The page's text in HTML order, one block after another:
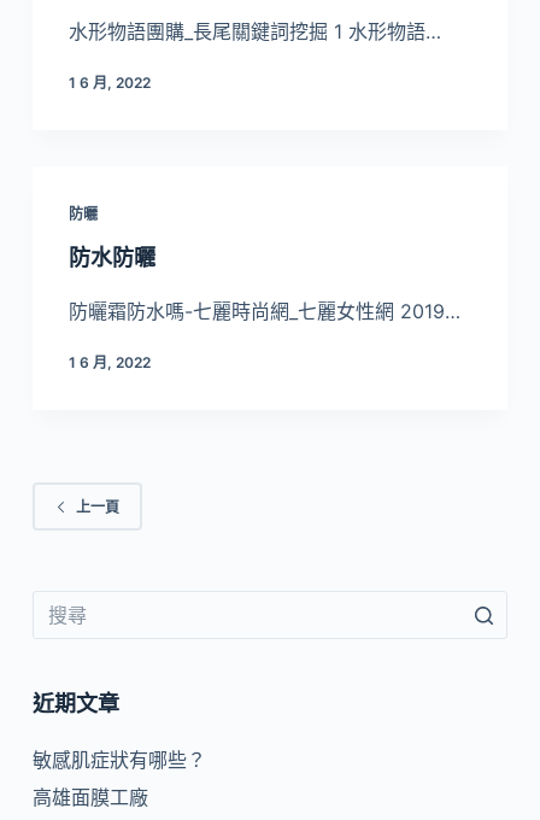
水形物語團購_長尾關鍵詞挖掘 1 水形物語…
1 6 月, 2022
防曬
防水防曬
防曬霜防水嗎-七麗時尚網_七麗女性網 2019…
1 6 月, 2022
上一頁
近期文章
敏感肌症狀有哪些？
高雄面膜工廠